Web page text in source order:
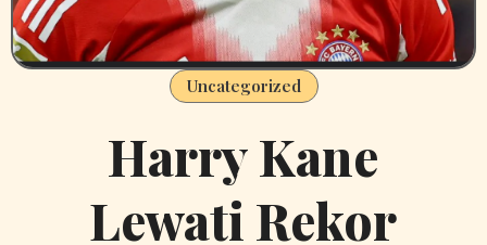
Uncategorized
Harry Kane
Lewati Rekor